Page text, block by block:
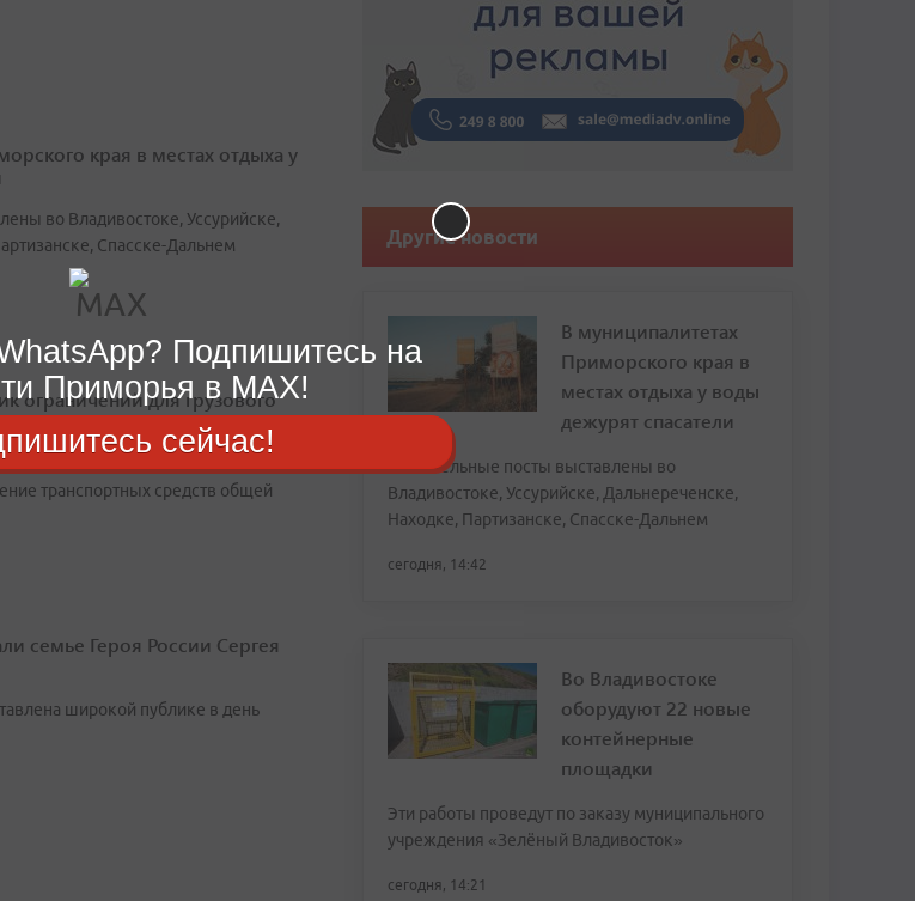
края в местах отдыха у
во Владивостоке, Уссурийске,
Спасске-Дальнем
ограничений для грузового
на гостевых маршрутах будет
транспортных средств общей
семье Героя России Сергея
широкой публике в день
Другие новости
В муниципалитетах
Приморского края в
местах отдыха у воды
дежурят спасатели
Спасательные посты выставлены во
Владивостоке, Уссурийске, Дальнереченске,
Находке, Партизанске, Спасске-Дальнем
сегодня, 14:42
Во Владивостоке
оборудуют 22 новые
контейнерные
площадки
Эти работы проведут по заказу муниципального
учреждения «Зелёный Владивосток»
сегодня, 14:21
Подпишитесь на
Приморья в MAX!
сейчас!